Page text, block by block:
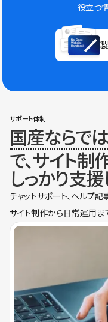
役立つ
サポート体制
国産ならで
で、サイト
しっかり支援
チャットサポート、ヘルプ記
サイト制作から日常運用ま